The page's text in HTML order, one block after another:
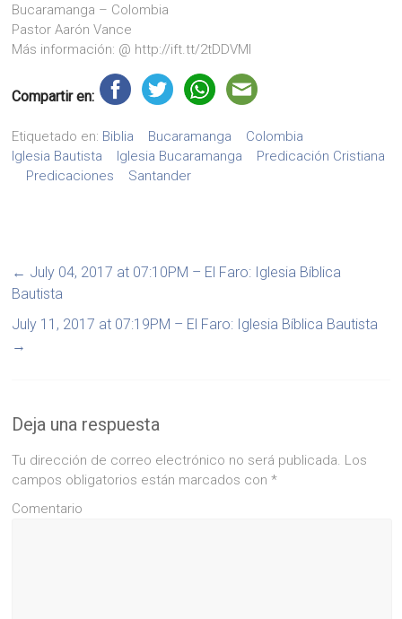
Bucaramanga – Colombia
Pastor Aarón Vance
Más información: @ http://ift.tt/2tDDVMl
Compartir en:
Etiquetado en: Biblia Bucaramanga
Colombia
Iglesia Bautista
Iglesia Bucaramanga
Predicación Cristiana
Predicaciones
Santander
← July 04, 2017 at 07:10PM – El Faro: Iglesia Bíblica
Bautista
July 11, 2017 at 07:19PM – El Faro: Iglesia Bíblica Bautista
→
Deja una respuesta
Tu dirección de correo electrónico no será publicada. Los
campos obligatorios están marcados con*
Comentario